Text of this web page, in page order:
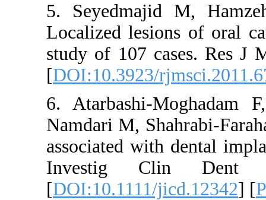
5.
Localized
study of 107
[DOI:10.3923/
6. Atarbashi-
Namdari M,
associated
Investig
[DOI:10.1111/